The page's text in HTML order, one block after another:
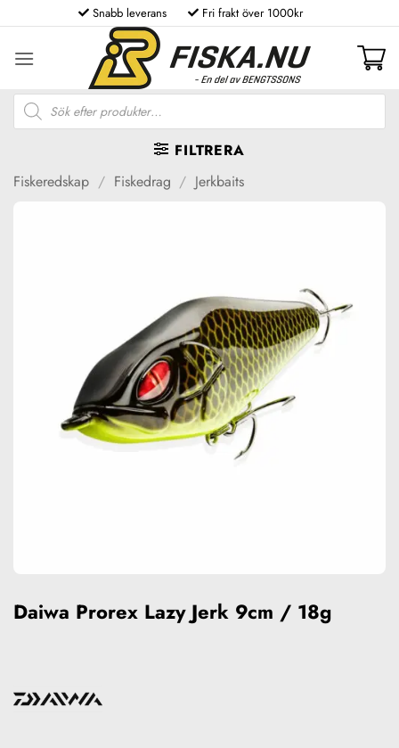
to
content
Snabb leverans Fri frakt över 1000kr
Produktsökning
FILTRERA
Fiskeredskap / Fiskedrag / Jerkbaits
Daiwa Prorex Lazy Jerk 9cm / 18g